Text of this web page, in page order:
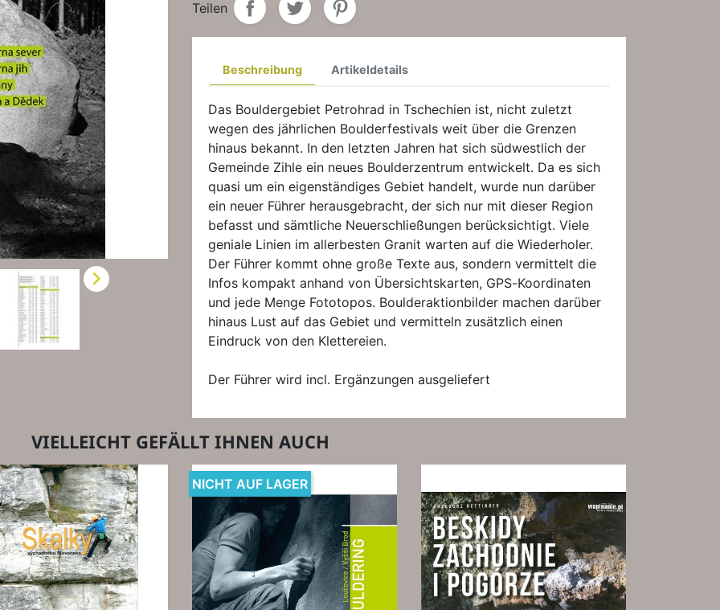

Teilen
Beschreibung Artikeldetails
Das Bouldergebiet Petrohrad in Tschechien ist, nicht zuletzt
wegen des jährlichen Boulderfestivals weit über die Grenzen
hinaus bekannt. In den letzten Jahren hat sich südwestlich der
Gemeinde Zihle ein neues Boulderzentrum entwickelt. Da es sich
quasi um ein eigenständiges Gebiet handelt, wurde nun darüber
ein neuer Führer herausgebracht, der sich nur mit dieser Region
befasst und sämtliche Neuerschließungen berücksichtigt. Viele
geniale Linien im allerbesten Granit warten auf die Wiederholer.
Der Führer kommt ohne große Texte aus, sondern vermittelt die
Infos kompakt anhand von Übersichtskarten, GPS-Koordinaten
und jede Menge Fototopos. Boulderaktionbilder machen darüber
hinaus Lust auf das Gebiet und vermitteln zusätzlich einen
Eindruck von den Klettereien.
Der Führer wird incl. Ergänzungen ausgeliefert
VIELLEICHT GEFÄLLT IHNEN AUCH
NICHT AUF LAGER